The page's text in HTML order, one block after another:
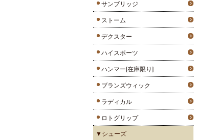
サンブリッジ
ストーム
デクスター
ハイスポーツ
ハンマー[在庫限り]
ブランズウィック
ラディカル
ロトグリップ
▼シューズ